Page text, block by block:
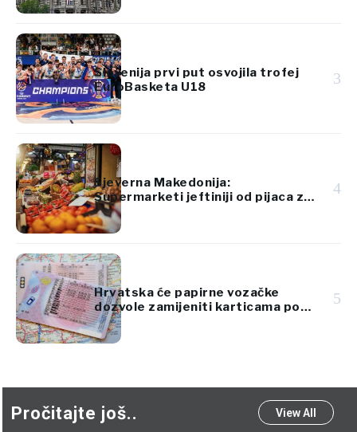
Slovenija prvi put osvojila trofej
EuroBasketa U18
3
Sjeverna Makedonija:
Supermarketi jeftiniji od pijaca za
voće i povrće
4
Hrvatska će papirne vozačke
dozvole zamijeniti karticama po
standardima EU
5
Pročitajte još.. View All